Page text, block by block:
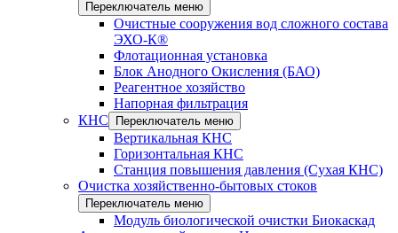
Переключатель меню
Очистные сооружения вод сложного состава
ЭХО-К®
Флотационная установка
Блок Анодного Окисления (БАО)
Реагентное хозяйство
Напорная фильтрация
КНС
Переключатель меню
Вертикальная КНС
Горизонтальная КНС
Станция повышения давления (Сухая КНС)
Очистка хозяйственно-бытовых стоков
Переключатель меню
Модуль биологической очистки Биокаскад